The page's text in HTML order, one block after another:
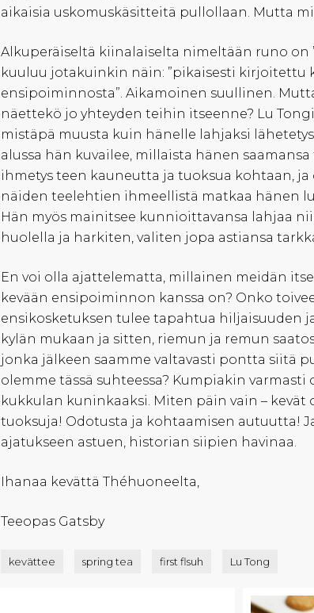
aikaisia uskomuskäsitteitä pullollaan. Mutta
Alkuperäiseltä kiinalaiselta nimeltään runo on ”
kuuluu jotakuinkin näin: ”pikaisesti kirjoitettu
ensipoiminnosta”. Aikamoinen suullinen.
näettekö jo yhteyden teihin itseenne? Lu
mistäpä muusta kuin hänelle lahjaksi
alussa hän kuvailee, millaista hänen
ihmetys teen kauneutta ja tuoksua kohtaan,
näiden teelehtien ihmeellistä matkaa hänen
Hän myös mainitsee kunnioittavansa lahjaa
huolella ja harkiten, valiten jopa astiansa
En voi olla ajattelematta, millainen meidän
kevään ensipoiminnon kanssa on? Onko
ensikosketuksen tulee tapahtua hiljaisuuden
kylän mukaan ja sitten, riemun ja remun
jonka jälkeen saamme valtavasti pontta siitä
olemme tässä suhteessa? Kumpiakin
kukkulan kuninkaaksi. Miten päin vain –
tuoksuja! Odotusta ja kohtaamisen autuutta!
ajatukseen astuen, historian siipien havinaa.
Ihanaa kevättä Théhuoneelta,
Teeopas Gatsby
kevättee spring tea first flsuh Lu Tong